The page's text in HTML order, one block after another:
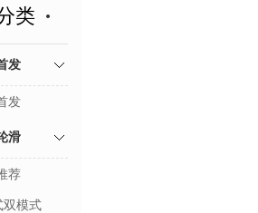
类
发
发
滑
荐
双模式